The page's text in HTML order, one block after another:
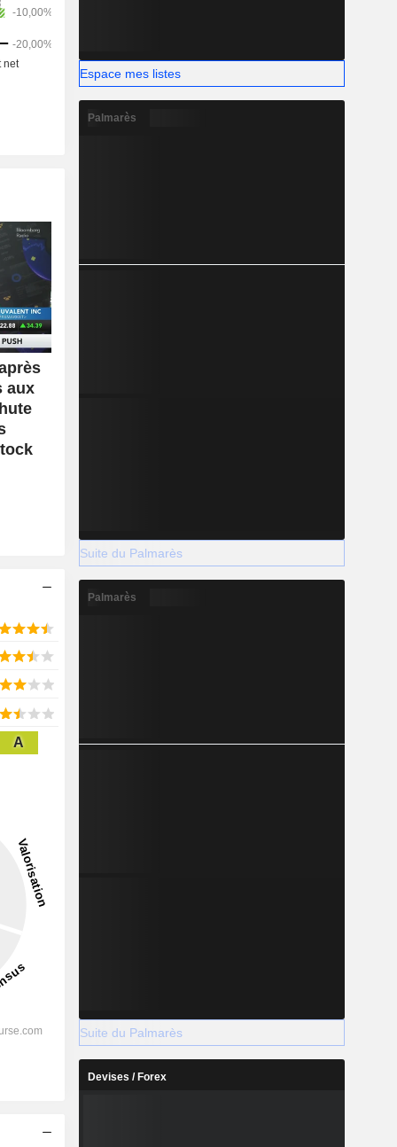
aux
A
Espace mes listes
Palmarès
Suite du Palmarès
Palmarès
Suite du Palmarès
Devises / Forex